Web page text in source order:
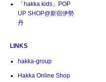
「hakka kids」POP
UP SHOP@新宿伊勢
丹
LINKS
hakka-group
Hakka Online Shop